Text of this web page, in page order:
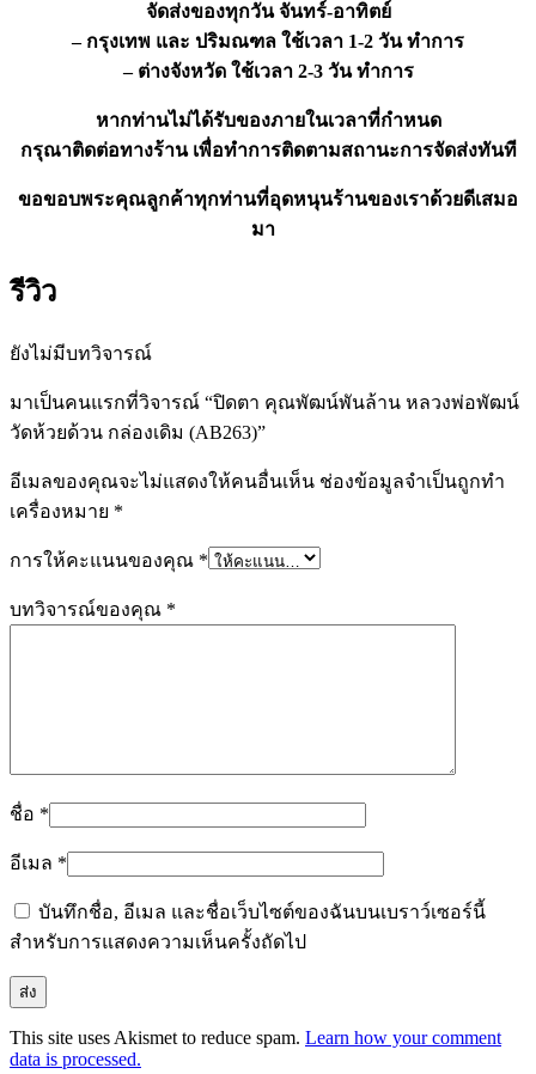
จัดส่งของทุกวัน จันทร์-อาทิตย์
– กรุงเทพ และ ปริมณฑล ใช้เวลา 1-2 วัน ทำการ
– ต่างจังหวัด ใช้เวลา 2-3 วัน ทำการ
หากท่านไม่ได้รับของภายในเวลาที่กำหนด
กรุณาติดต่อทางร้าน เพื่อทำการติดตามสถานะการจัดส่งทันที
ขอขอบพระคุณลูกค้าทุกท่านที่อุดหนุนร้านของเราด้วยดีเสมอ
มา
รีวิว
ยังไม่มีบทวิจารณ์
มาเป็นคนแรกที่วิจารณ์ “ปิดตา คุณพัฒน์พันล้าน หลวงพ่อพัฒน์
วัดห้วยด้วน กล่องเดิม (AB263)”
อีเมลของคุณจะไม่แสดงให้คนอื่นเห็น ช่องข้อมูลจำเป็นถูกทำ
เครื่องหมาย *
การให้คะแนนของคุณ *
บทวิจารณ์ของคุณ *
ชื่อ *
อีเมล *
บันทึกชื่อ, อีเมล และชื่อเว็บไซต์ของฉันบนเบราว์เซอร์นี้
สำหรับการแสดงความเห็นครั้งถัดไป
This site uses Akismet to reduce spam. Learn how your comment
data is processed.